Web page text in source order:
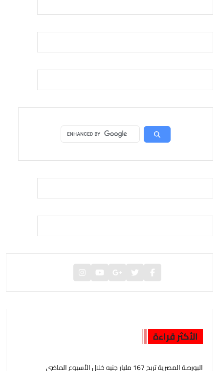
الأكثر قراءة
البورصة المصرية تربح 167 مليار جنيه خلال الأسبوع الماضى